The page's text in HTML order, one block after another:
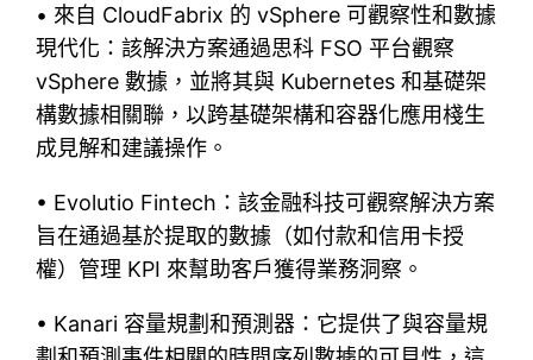
• 來自 CloudFabrix 的 vSphere 可觀察性和數據
現代化：該解決方案通過思科 FSO 平台觀察
vSphere 數據，並將其與 Kubernetes 和基礎架
構數據相關聯，以跨基礎架構和容器化應用棧生
成見解和建議操作。
• Evolutio Fintech：該金融科技可觀察解決方案
旨在通過基於提取的數據（如付款和信用卡授
權）管理 KPI 來幫助客戶獲得業務洞察。
• Kanari 容量規劃和預測器：它提供了與容量規